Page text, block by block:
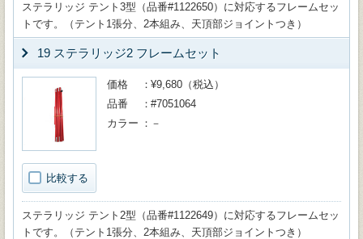
ステラリッジ テント3型（品番#1122650）に対応するフレームセッ
トです。（テント1張分、2本組み、天頂部ジョイントつき）
19 ステラリッジ2 フレームセット
比較する
価格
¥9,680（税込）
品番
#7051064
カラー
－
ステラリッジ テント2型（品番#1122649）に対応するフレームセッ
トです。（テント1張分、2本組み、天頂部ジョイントつき）